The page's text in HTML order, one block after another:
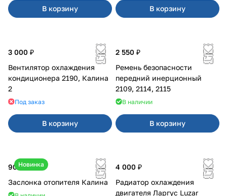
В корзину В корзину
3 000 ₽
Вентилятор охлаждения
кондиционера 2190, Калина
2
Под заказ
В корзину
2 550 ₽
Ремень безопасности
передний инерционный
2109, 2114, 2115
В наличии
В корзину
Новинка
900 ₽
Заслонка отопителя Калина
4 000 ₽
Радиатор охлаждения
двигателя Ларгус Luzar